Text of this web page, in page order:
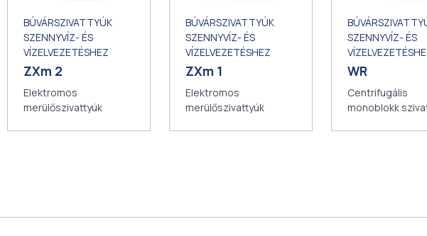
BÚVÁRSZIVATTYÚK
SZENNYVÍZ- ÉS
VÍZELVEZETÉSHEZ
ZXm 2
Elektromos
merülőszivattyúk
BÚVÁRSZIVATTYÚK
SZENNYVÍZ- ÉS
VÍZELVEZETÉSHEZ
ZXm 1
Elektromos
merülőszivattyúk
SZENNYVÍZ- ÉS
WR
Centrifugális
monoblokk